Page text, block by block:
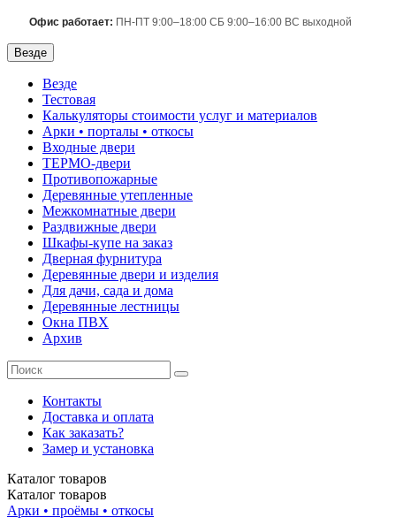
Офис работает: ПН-ПТ 9:00–18:00 СБ 9:00–16:00 ВС выходной
Везде
Везде
Тестовая
Калькуляторы стоимости услуг и материалов
Арки • порталы • откосы
Входные двери
ТЕРМО-двери
Противопожарные
Деревянные утепленные
Межкомнатные двери
Раздвижные двери
Шкафы-купе на заказ
Дверная фурнитура
Деревянные двери и изделия
Для дачи, сада и дома
Деревянные лестницы
Окна ПВХ
Архив
Контакты
Доставка и оплата
Как заказать?
Замер и установка
Каталог товаров
Каталог товаров
Арки • проёмы • откосы